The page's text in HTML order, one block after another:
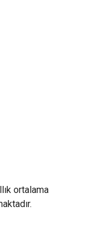
ortalama